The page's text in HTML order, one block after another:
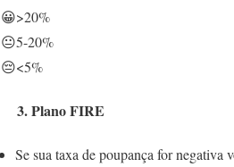
😀>20%
😐5-20%
😔<5%
3. Plano FIRE
Se sua taxa de poupança for negativa